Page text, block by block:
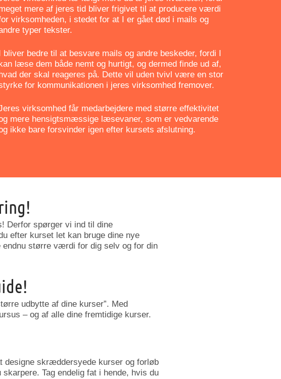
mere af jeres tid bliver frigivet til at producere værdi
virksomheden, i stedet for at I er gået død i mails og
typer tekster.
bliver bedre til at besvare mails og andre beskeder, fordi I
læse dem både nemt og hurtigt, og dermed finde ud af,
der skal reageres på. Dette vil uden tvivl være en stor
for kommunikationen i jeres virksomhed fremover.
virksomhed får medarbejdere med større effektivitet
mere hensigtsmæssige læsevaner, som er vedvarende
ikke bare forsvinder igen efter kursets afslutning.
Derfor spørger vi ind til dine
efter kurset let kan bruge dine nye
endnu større værdi for dig selv og for din
udbytte af dine kurser”. Med
– og af alle dine fremtidige kurser.
designe skræddersyede kurser og forløb
Tag endelig fat i hende, hvis du